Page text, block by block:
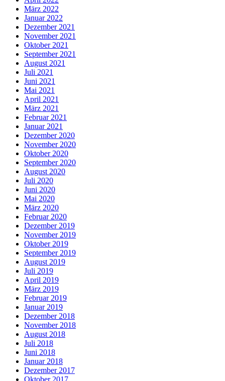
März 2022
Januar 2022
Dezember 2021
November 2021
Oktober 2021
September 2021
August 2021
Juli 2021
Juni 2021
Mai 2021
April 2021
März 2021
Februar 2021
Januar 2021
Dezember 2020
November 2020
Oktober 2020
September 2020
August 2020
Juli 2020
Juni 2020
Mai 2020
März 2020
Februar 2020
Dezember 2019
November 2019
Oktober 2019
September 2019
August 2019
Juli 2019
April 2019
März 2019
Februar 2019
Januar 2019
Dezember 2018
November 2018
August 2018
Juli 2018
Juni 2018
Januar 2018
Dezember 2017